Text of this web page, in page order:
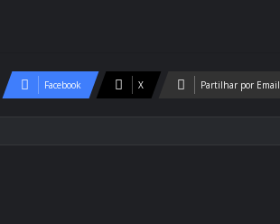
Facebook X Partilhar por Email